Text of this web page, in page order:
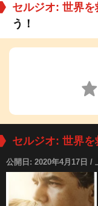
セルジオ: 世界
う！
セルジオ: 世界
公開日: 2020年4月17日 /